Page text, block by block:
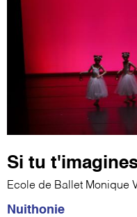
Si tu
Ecole de Ballet Monique
Nuithonie